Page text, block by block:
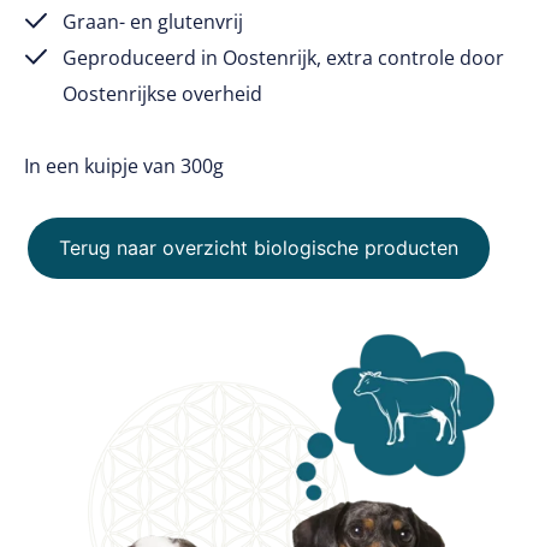
Graan- en glutenvrij
Geproduceerd in Oostenrijk, extra controle door
Oostenrijkse overheid
In een kuipje van 300g
Terug naar overzicht biologische producten